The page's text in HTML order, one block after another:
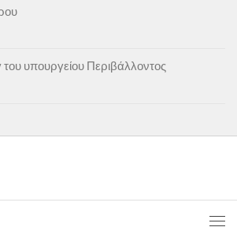
υπουργείου Περιβάλλοντος